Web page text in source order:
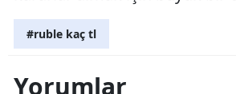
#ruble kaç tl
Yorumlar